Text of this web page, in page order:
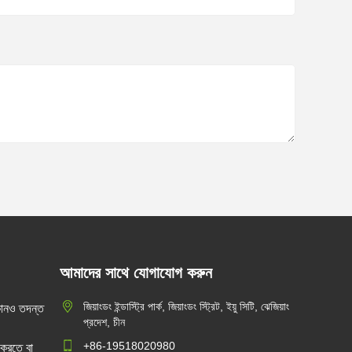
কেবন ক্যান্টন ফেয়ার 2026 ফেজ III -
মেডিকেল ইকুইপমেন্ট সেকশনে উদ্ভাবনী
চিকিৎসা সমাধান প্রদর্শন করবে
2026/04/09
তদন্ত
বা
আমাদের সাথে যোগাযোগ করুন
জিয়াংডং ইন্ডাস্ট্রি পার্ক, জিয়াংডং স্ট্রিট, ইয়ু সিটি, ঝেজিয়াং
প্রদেশ, চীন
+86-19518020980